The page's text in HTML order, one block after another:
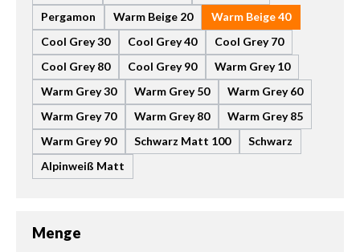
Pergamon
Warm Beige 20
Warm Beige 40
Cool Grey 30
Cool Grey 40
Cool Grey 70
Cool Grey 80
Cool Grey 90
Warm Grey 10
Warm Grey 30
Warm Grey 50
Warm Grey 60
Warm Grey 70
Warm Grey 80
Warm Grey 85
Warm Grey 90
Schwarz Matt 100
Schwarz
Alpinweiß Matt
Menge